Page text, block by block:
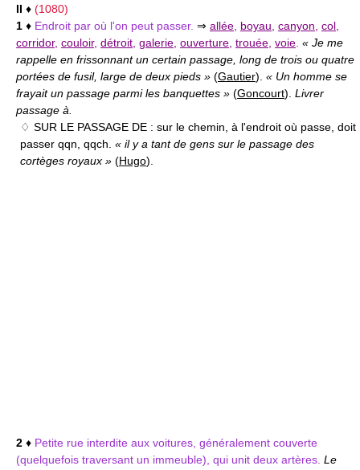
II ♦ (1080)
1 ♦ Endroit par où l'on peut passer. ⇒ allée boyau canyon col
corridor, couloir, détroit galerie ouverture trouée voie « Je me
rappelle en frissonnant un certain passage, long de trois ou quatre
portées de fusil, large de deux pieds » (Gautier). « Un homme se
frayait un passage parmi les banquettes » (Goncourt). Livrer
passage à.
♢ SUR LE PASSAGE DE : sur le chemin, à l'endroit où passe, doit
passer qqn, qqch. « il y a tant de gens sur le passage des
cortèges royaux » (Hugo).
2 ♦ Petite rue interdite aux voitures, généralement couverte
(quelquefois traversant un immeuble), qui unit deux artères. Le